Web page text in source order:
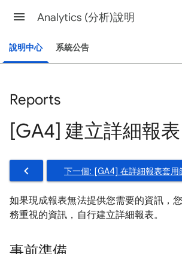
Analytics (分析)說明
說明中心 系統公告
Reports
[GA4] 建立詳細報表
下一個: [GA4] 在詳細報表套用
如果現成報表無法提供您需要的資訊，
務重視的資訊，自行建立詳細報表。